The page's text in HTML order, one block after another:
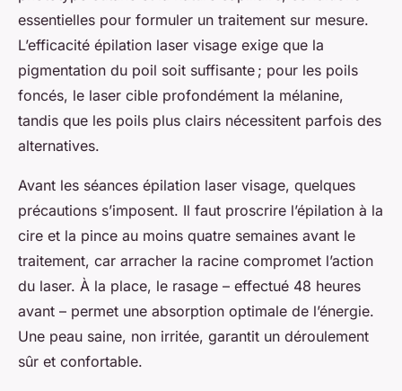
essentielles pour formuler un traitement sur mesure.
L’efficacité épilation laser visage exige que la
pigmentation du poil soit suffisante ; pour les poils
foncés, le laser cible profondément la mélanine,
tandis que les poils plus clairs nécessitent parfois des
alternatives.
Avant les séances épilation laser visage, quelques
précautions s’imposent. Il faut proscrire l’épilation à la
cire et la pince au moins quatre semaines avant le
traitement, car arracher la racine compromet l’action
du laser. À la place, le rasage – effectué 48 heures
avant – permet une absorption optimale de l’énergie.
Une peau saine, non irritée, garantit un déroulement
sûr et confortable.